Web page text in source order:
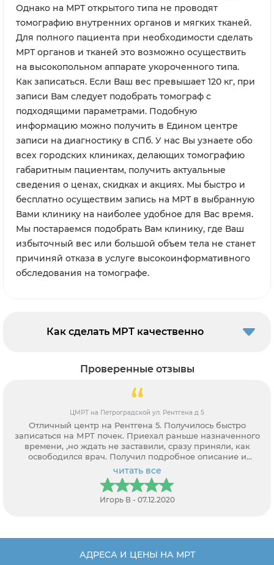
Однако на МРТ открытого типа не проводят
томографию внутренних органов и мягких тканей.
Для полного пациента при необходимости сделать
МРТ органов и тканей это возможно осуществить
на высокопольном аппарате укороченного типа.
Как записаться. Если Ваш вес превышает 120 кг, при
записи Вам следует подобрать томограф с
подходящими параметрами. Подобную
информацию можно получить в Едином центре
записи на диагностику в СПб. У нас Вы узнаете обо
всех городских клиниках, делающих томографию
габаритным пациентам, получить актуальные
сведения о ценах, скидках и акциях. Мы быстро и
бесплатно осуществим запись на МРТ в выбранную
Вами клинику на наиболее удобное для Вас время.
Мы постараемся подобрать Вам клинику, где Ваш
избыточный вес или большой объем тела не станет
причиняй отказа в услуге высокоинформативного
обследования на томографе.
Как сделать МРТ качественно
Проверенные отзывы
ул. Рентгена д 5
5. Получилось быстро
Приехал раньше назначенного
сразу приняли, как
подробное описание и
Прошёл МРТ
Московском 103.
объяснила все нюансы
минут за 20.
АДРЕСА И ЦЕНЫ НА МРТ